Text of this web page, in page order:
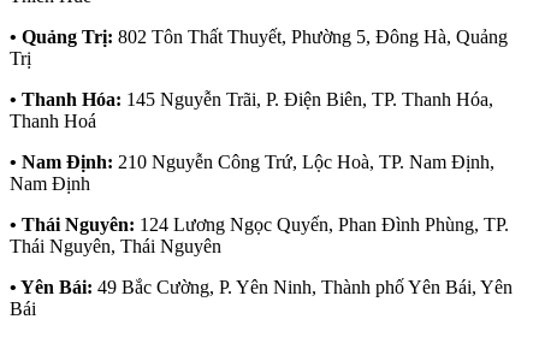
• Quảng Trị: 802 Tôn Thất Thuyết, Phường 5, Đông Hà, Quảng
Trị
• Thanh Hóa: 145 Nguyễn Trãi, P. Điện Biên, TP. Thanh Hóa,
Thanh Hoá
• Nam Định: 210 Nguyễn Công Trứ, Lộc Hoà, TP. Nam Định,
Nam Định
• Thái Nguyên: 124 Lương Ngọc Quyến, Phan Đình Phùng, TP.
Thái Nguyên, Thái Nguyên
• Yên Bái: 49 Bắc Cường, P. Yên Ninh, Thành phố Yên Bái, Yên
Bái